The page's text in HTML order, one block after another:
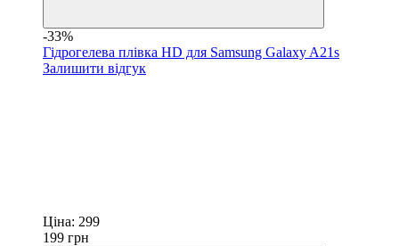
-33%
Гідрогелева плівка HD для Samsung Galaxy A21s
Залишити відгук
Ціна: 299
199 грн